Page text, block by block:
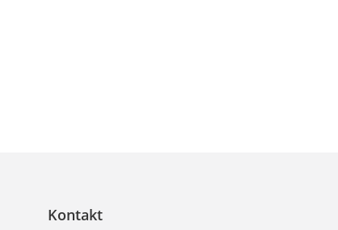
Kontakt